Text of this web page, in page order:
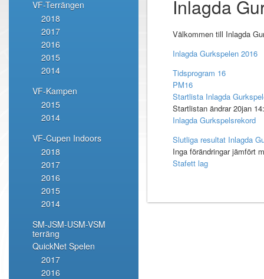
VF-Terrängen
2018
2017
2016
2015
2014
VF-Kampen
2015
2014
VF-Cupen Indoors
2018
2017
2016
2015
2014
SM-JSM-USM-VSM
terräng
QuickNet Spelen
2017
2016
Inlagda
Välkommen till Inlagda
Inlagda Gurkspelen 2016
Tidsprogram 16
PM16
Startlista Inlagda
Startlistan ändrar 20jan
Inlagda Gurkspelsrekord
Slutliga resultat Inlagda
Inga förändringar jämfört
Stafett lag